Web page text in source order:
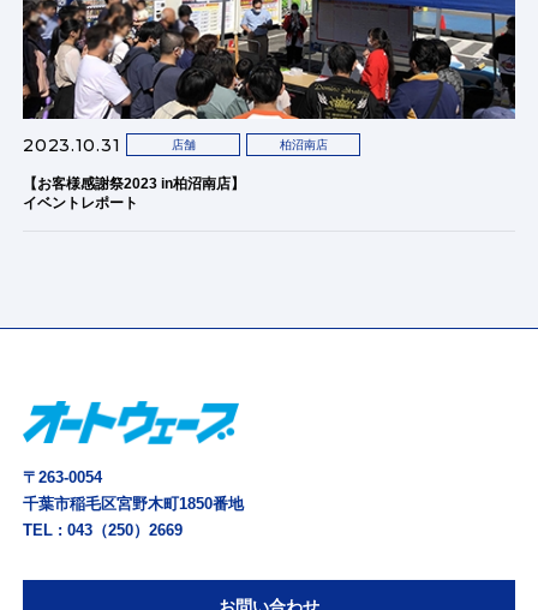
2023.10.31 店舗 柏沼南店
【お客様感謝祭2023 in柏沼南店】
イベントレポート
〒263-0054
千葉市稲毛区宮野木町1850番地
TEL :043（250）2669